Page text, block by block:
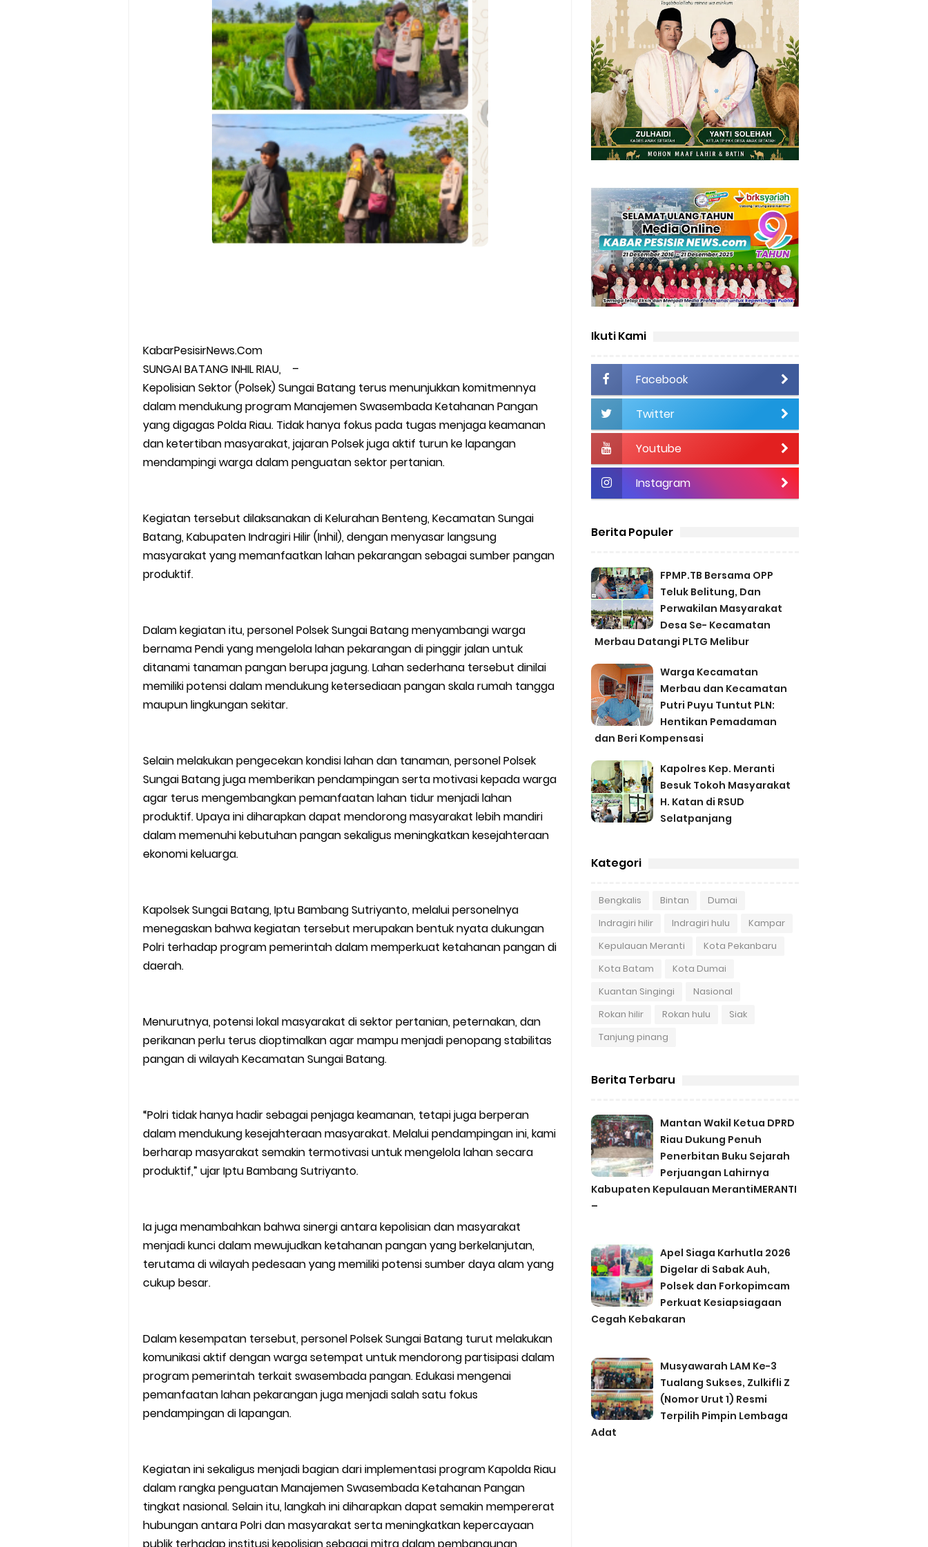
Friday, 7 August
KabarPesisirNews.Com
SUNGAI BATANG INHIL RIAU, –
Kepolisian Sektor (Polsek) Sungai Batang terus menunjukkan komitmennya
dalam mendukung program Manajemen Swasembada Ketahanan Pangan
yang digagas Polda Riau. Tidak hanya fokus pada tugas menjaga keamanan
dan ketertiban masyarakat, jajaran Polsek juga aktif turun ke lapangan
mendampingi warga dalam penguatan sektor pertanian.
Kegiatan tersebut dilaksanakan di Kelurahan Benteng, Kecamatan Sungai
Batang, Kabupaten Indragiri Hilir (Inhil), dengan menyasar langsung
masyarakat yang memanfaatkan lahan pekarangan sebagai sumber pangan
produktif.
Dalam kegiatan itu, personel Polsek Sungai Batang menyambangi warga
bernama Pendi yang mengelola lahan pekarangan di pinggir jalan untuk
ditanami tanaman pangan berupa jagung. Lahan sederhana tersebut dinilai
memiliki potensi dalam mendukung ketersediaan pangan skala rumah tangga
maupun lingkungan sekitar.
Selain melakukan pengecekan kondisi lahan dan tanaman, personel Polsek
Sungai Batang juga memberikan pendampingan serta motivasi kepada warga
agar terus mengembangkan pemanfaatan lahan tidur menjadi lahan
produktif. Upaya ini diharapkan dapat mendorong masyarakat lebih mandiri
dalam memenuhi kebutuhan pangan sekaligus meningkatkan kesejahteraan
ekonomi keluarga.
Kapolsek Sungai Batang, Iptu Bambang Sutriyanto, melalui personelnya
menegaskan bahwa kegiatan tersebut merupakan bentuk nyata dukungan
Polri terhadap program pemerintah dalam memperkuat ketahanan pangan di
daerah.
Menurutnya, potensi lokal masyarakat di sektor pertanian, peternakan, dan
perikanan perlu terus dioptimalkan agar mampu menjadi penopang stabilitas
pangan di wilayah Kecamatan Sungai Batang.
“Polri tidak hanya hadir sebagai penjaga keamanan, tetapi juga berperan
dalam mendukung kesejahteraan masyarakat. Melalui pendampingan ini, kami
berharap masyarakat semakin termotivasi untuk mengelola lahan secara
produktif,” ujar Iptu Bambang Sutriyanto.
Ia juga menambahkan bahwa sinergi antara kepolisian dan masyarakat
menjadi kunci dalam mewujudkan ketahanan pangan yang berkelanjutan,
terutama di wilayah pedesaan yang memiliki potensi sumber daya alam yang
cukup besar.
Dalam kesempatan tersebut, personel Polsek Sungai Batang turut melakukan
komunikasi aktif dengan warga setempat untuk mendorong partisipasi dalam
program pemerintah terkait swasembada pangan. Edukasi mengenai
pemanfaatan lahan pekarangan juga menjadi salah satu fokus
pendampingan di lapangan.
Kegiatan ini sekaligus menjadi bagian dari implementasi program Kapolda Riau
dalam rangka penguatan Manajemen Swasembada Ketahanan Pangan
tingkat nasional. Selain itu, langkah ini diharapkan dapat semakin mempererat
hubungan antara Polri dan masyarakat serta meningkatkan kepercayaan
publik terhadap institusi kepolisian sebagai mitra dalam pembangunan,
Ikuti Kami
Facebook
Twitter
Youtube
Instagram
Berita Populer
FPMP.TB Bersama OPP
Teluk Belitung, Dan
Perwakilan Masyarakat
Desa Se- Kecamatan
Merbau Datangi PLTG Melibur
Warga Kecamatan
Merbau dan Kecamatan
Putri Puyu Tuntut PLN:
Hentikan Pemadaman
dan Beri Kompensasi
Kapolres Kep. Meranti
Besuk Tokoh Masyarakat
H. Katan di RSUD
Selatpanjang
Kategori
Bengkalis Bintan
Dumai
Indragiri hilir
Indragiri hulu
Kampar
Kepulauan Meranti
Kota Pekanbaru
Kota Batam
Kota Dumai
Kuantan Singingi
Nasional
Rokan hilir
Rokan hulu
Siak
Tanjung pinang
Berita Terbaru
Mantan Wakil Ketua DPRD
Riau Dukung Penuh
Penerbitan Buku Sejarah
Perjuangan Lahirnya
Kabupaten Kepulauan MerantiMERANTI
–
Apel Siaga Karhutla 2026
Digelar di Sabak Auh,
Polsek dan Forkopimcam
Perkuat Kesiapsiagaan
Cegah Kebakaran
Musyawarah LAM Ke-3
Tualang Sukses, Zulkifli Z
(Nomor Urut 1) Resmi
Terpilih Pimpin Lembaga
Adat